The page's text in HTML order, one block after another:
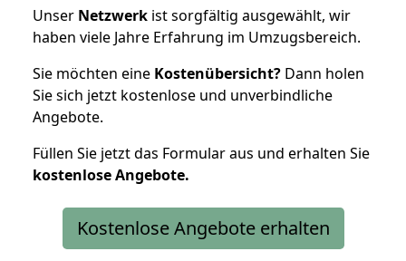
Unser Netzwerk ist sorgfältig ausgewählt, wir
haben viele Jahre Erfahrung im Umzugsbereich.
Sie möchten eine Kostenübersicht? Dann holen
Sie sich jetzt kostenlose und unverbindliche
Angebote.
Füllen Sie jetzt das Formular aus und erhalten Sie
kostenloseAngebote.
Kostenlose Angebote erhalten